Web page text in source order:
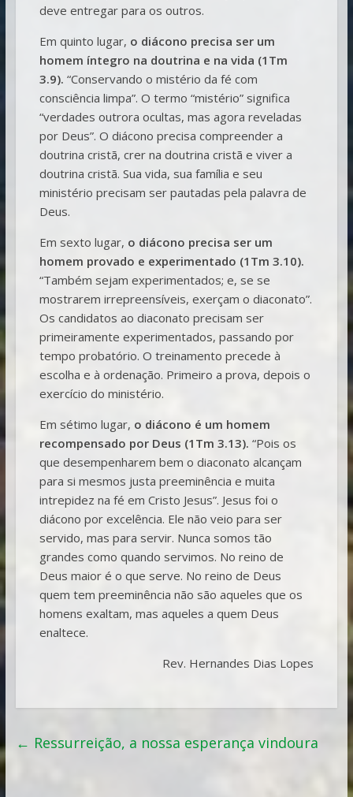
deve entregar para os outros.
Em quinto lugar, o diácono precisa ser um
homem íntegro na doutrina e na vida (1Tm
3.9). “Conservando o mistério da fé com
consciência limpa”. O termo “mistério” significa
“verdades outrora ocultas, mas agora reveladas
por Deus”. O diácono precisa compreender a
doutrina cristã, crer na doutrina cristã e viver a
doutrina cristã. Sua vida, sua família e seu
ministério precisam ser pautadas pela palavra de
Deus.
Em sexto lugar, o diácono precisa ser um
homem provado e experimentado (1Tm 3.10).
“Também sejam experimentados; e, se se
mostrarem irrepreensíveis, exerçam o diaconato”.
Os candidatos ao diaconato precisam ser
primeiramente experimentados, passando por
tempo probatório. O treinamento precede à
escolha e à ordenação. Primeiro a prova, depois o
exercício do ministério.
Em sétimo lugar, o diácono é um homem
recompensado por Deus (1Tm 3.13). “Pois os
que desempenharem bem o diaconato alcançam
para si mesmos justa preeminência e muita
intrepidez na fé em Cristo Jesus”. Jesus foi o
diácono por excelência. Ele não veio para ser
servido, mas para servir. Nunca somos tão
grandes como quando servimos. No reino de
Deus maior é o que serve. No reino de Deus
quem tem preeminência não são aqueles que os
homens exaltam, mas aqueles a quem Deus
enaltece.
Rev. Hernandes Dias Lopes
← Ressurreição, a nossa esperança vindoura